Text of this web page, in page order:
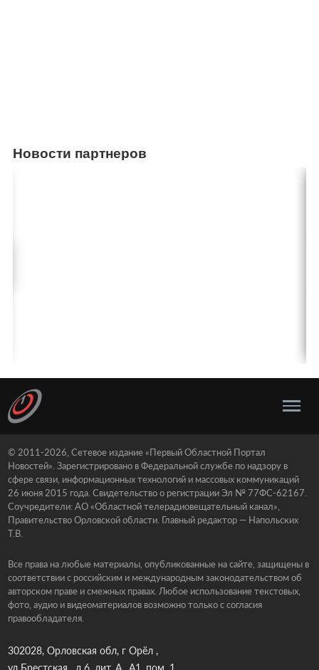
Новости партнеров
© 2011-2026, Сетевое издание «Первый Областной Портал
Новостей». Зарегистрировано в Федеральной службе по надзору в
сфере связи, информационных технологий и массовых коммуникаций
26 июня 2015 года. Свидетельство о регистрации Эл № 77ФС-62167.
Соучредители: АО «Областной телерадиовещательный канал»,
Правительство Орловской области. Главный редактор — Напольских
Т.В.
Все права на любые материалы, опубликованные на сайте, защищены в
соответствии с российским и международным законодательством об
авторском праве и смежных правах. Любое использование текстовых,
фото, аудио и видеоматериалов возможно только с согласия
правообладателя.
302028, Орловская обл, г Орёл ,
ул Брестская , д.6, лит. А., А1, пом. 1